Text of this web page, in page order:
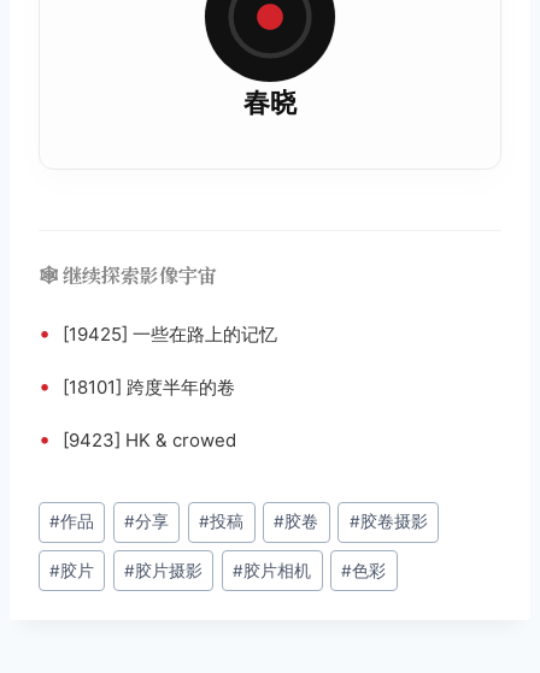
春晓
🕸️ 继续探索影像宇宙
• [19425] 一些在路上的记忆
• [18101] 跨度半年的卷
• [9423] HK & crowed
文
章
标
#作品 #分享 #投稿 #胶卷 #胶卷摄影
#胶片 #胶片摄影 #胶片相机 #色彩